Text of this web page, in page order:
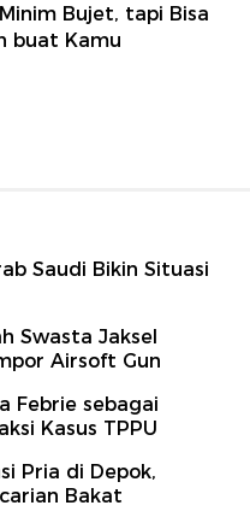
Bujet, tapi Bisa
buat Kamu
Saudi Bikin Situasi
Swasta Jaksel
Airsoft Gun
Febrie sebagai
Kasus TPPU
Pria di Depok,
Bakat